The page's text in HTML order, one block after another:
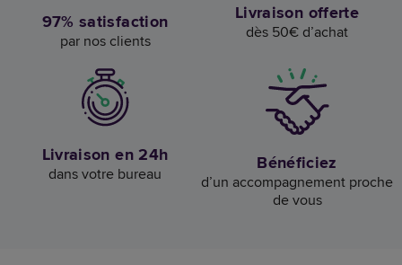
97% satisfaction
par nos clients
Livraison offerte
dès 50€ d’achat
Livraison en 24h
dans votre bureau Bénéficiez
d’un accompagnement proche
de vous